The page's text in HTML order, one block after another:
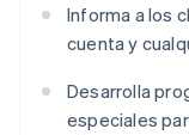
Informa a los
cuenta y
Desarrolla
especiales